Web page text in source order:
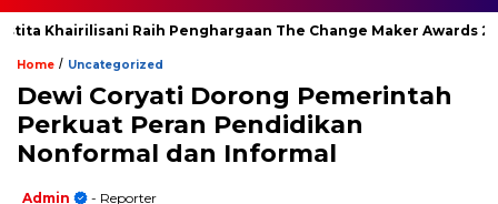
Khairilisani Raih Penghargaan The Change Maker Awards 2026
Home / Uncategorized
Dewi Coryati Dorong Pemerintah
Perkuat Peran Pendidikan
Nonformal dan Informal
Admin
- Reporter